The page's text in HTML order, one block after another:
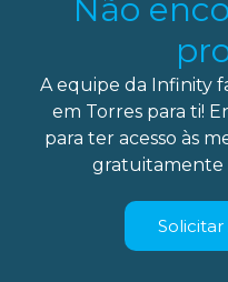
Não
A equipe da Infinity
em Torres para ti!
para ter acesso às
gratuitamente